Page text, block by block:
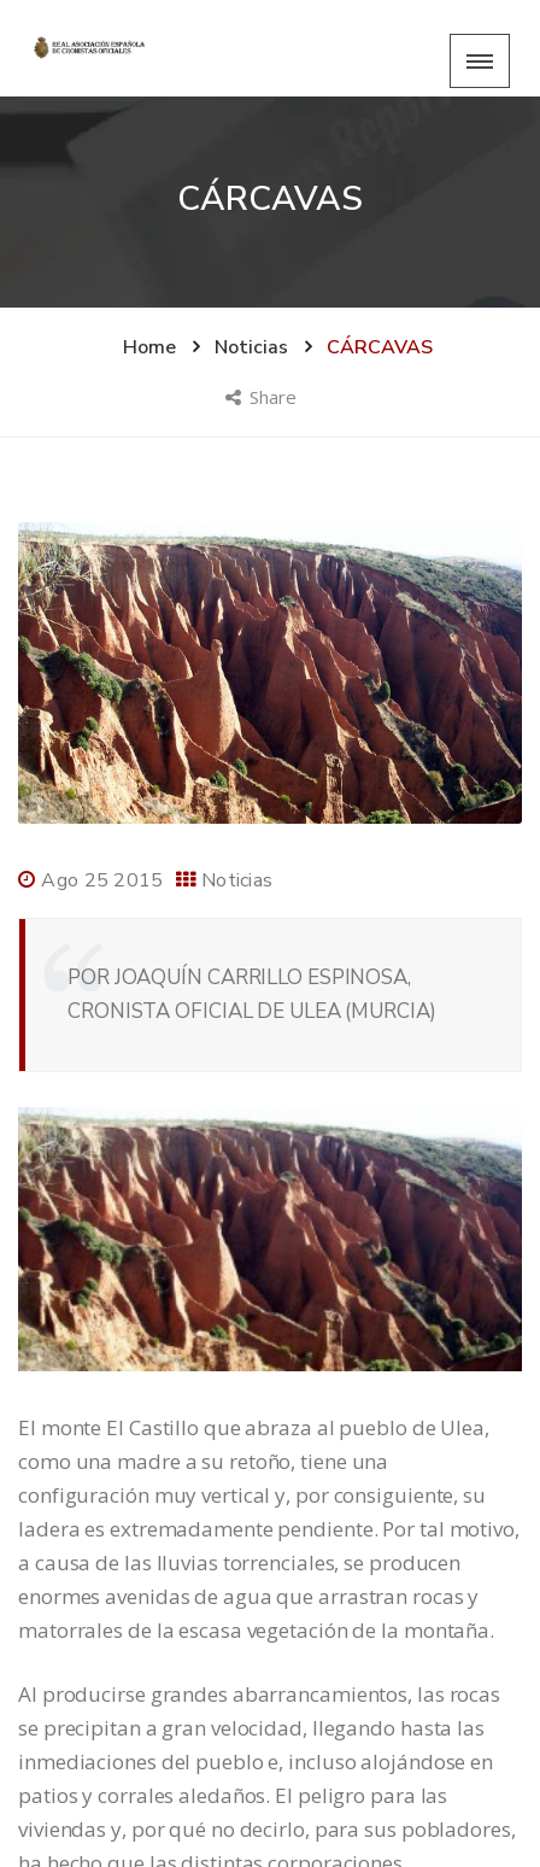
CÁRCAVAS
Home Noticias CÁRCAVAS
Share
Ago 25 2015 Noticias
POR JOAQUÍN CARRILLO ESPINOSA,
CRONISTA OFICIAL DE ULEA (MURCIA)
El monte El Castillo que abraza al pueblo de Ulea,
como una madre a su retoño, tiene una
configuración muy vertical y, por consiguiente, su
ladera es extremadamente pendiente. Por tal motivo,
a causa de las lluvias torrenciales, se producen
enormes avenidas de agua que arrastran rocas y
matorrales de la escasa vegetación de la montaña.
Al producirse grandes abarrancamientos, las rocas
se precipitan a gran velocidad, llegando hasta las
inmediaciones del pueblo e, incluso alojándose en
patios y corrales aledaños. El peligro para las
viviendas y, por qué no decirlo, para sus pobladores,